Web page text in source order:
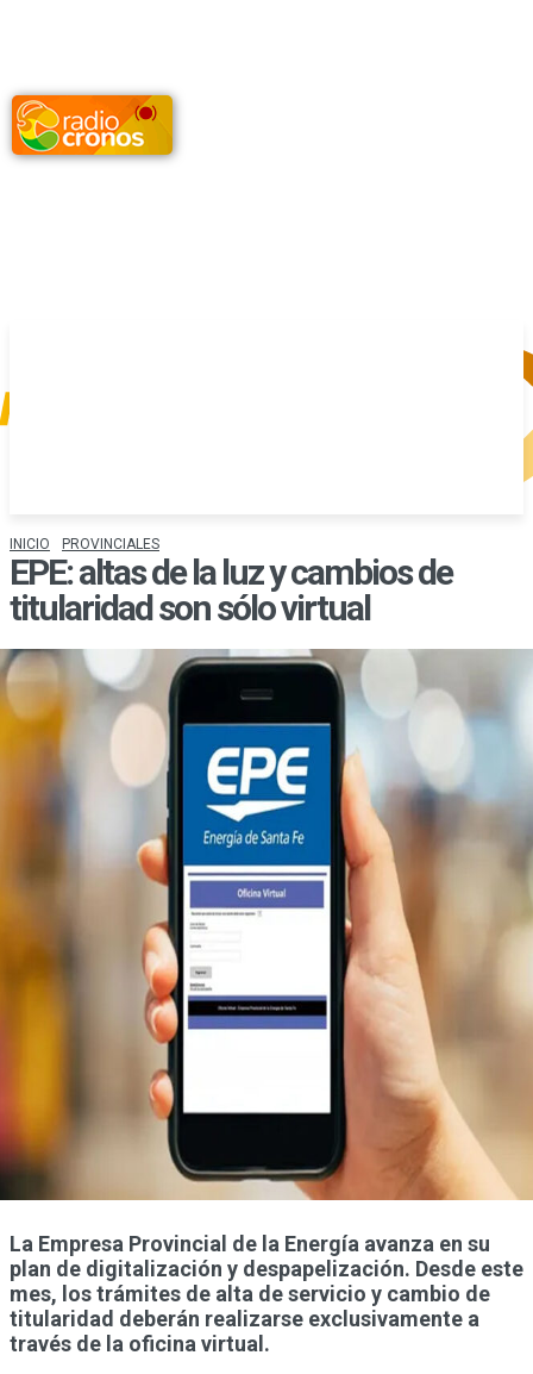
INICIO PROVINCIALES
EPE: altas de la luz y cambios de
titularidad son sólo virtual
La Empresa Provincial de la Energía avanza en su
plan de digitalización y despapelización. Desde este
mes, los trámites de alta de servicio y cambio de
titularidad deberán realizarse exclusivamente a
través de la oficina virtual.